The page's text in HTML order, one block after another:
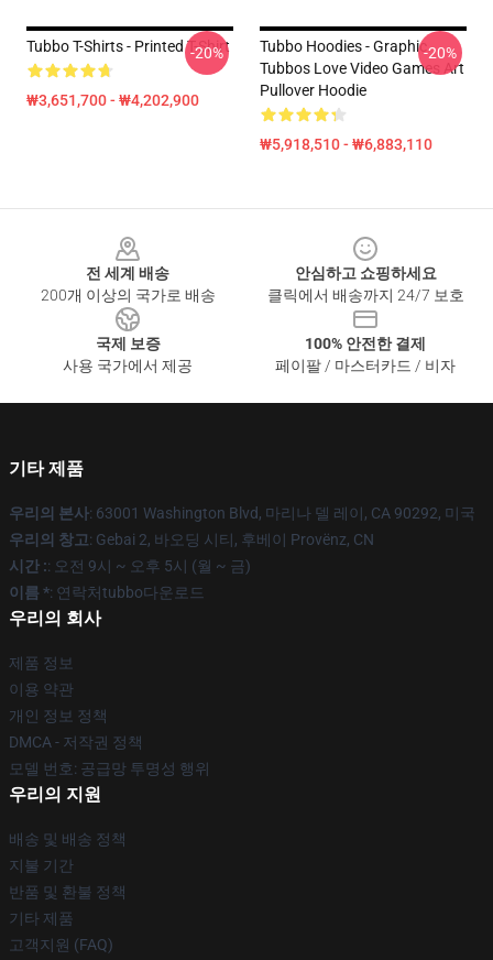
Tubbo T-Shirts - Printed T-Shirt
₩3,651,700 - ₩4,202,900
-20%
Tubbo Hoodies - Graphic
Tubbos Love Video Games Art
Pullover Hoodie
₩5,918,510 - ₩6,883,110
-20%
전 세계 배송
200개 이상의 국가로 배송
안심하고 쇼핑하세요
클릭에서 배송까지 24/7 보호
국제 보증
사용 국가에서 제공
100% 안전한 결제
페이팔 / 마스터카드 / 비자
기타 제품
우리의 본사: 63001 Washington Blvd, 마리나 델 레이, CA 90292, 미국
우리의 창고: Gebai 2, 바오딩 시티, 후베이 Provënz, CN
시간 :: 오전 9시 ~ 오후 5시 (월 ~ 금)
이름 *: 연락처tubbo다운로드
우리의 회사
제품 정보
이용 약관
개인 정보 정책
DMCA - 저작권 정책
모델 번호: 공급망 투명성 행위
우리의 지원
배송 및 배송 정책
지불 기간
반품 및 환불 정책
기타 제품
고객지원 (FAQ)